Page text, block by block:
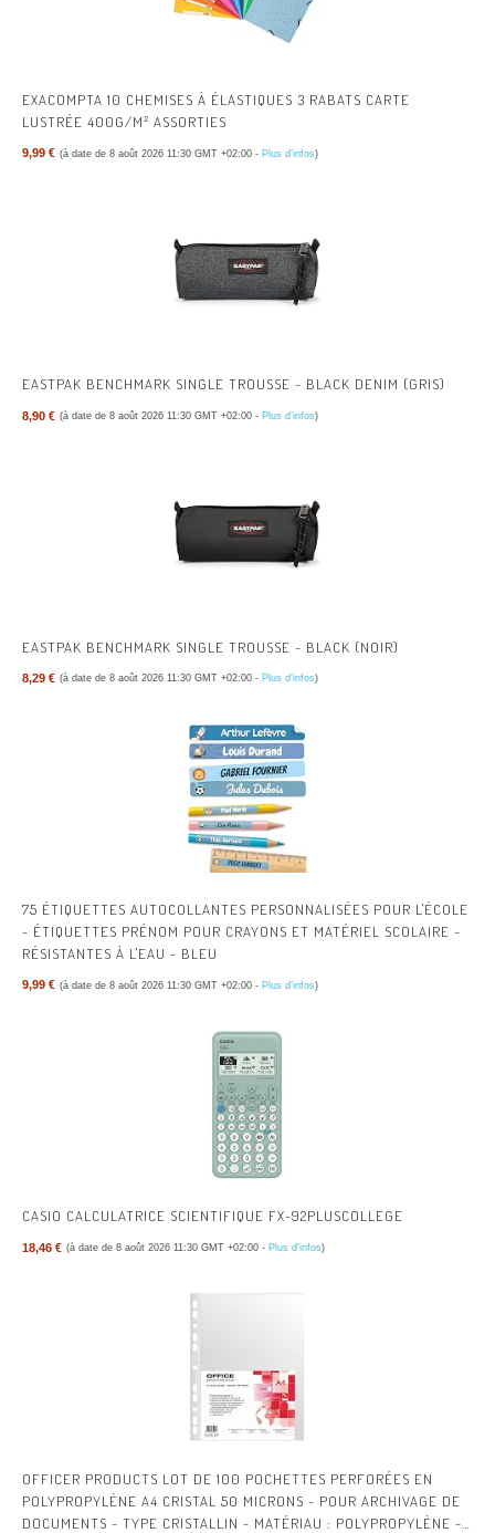
EXACOMPTA 10 CHEMISES À ÉLASTIQUES 3 RABATS CARTE
LUSTRÉE 400G/M² ASSORTIES
9,99 € (à date de 8 août 2026 11:30 GMT +02:00 - Plus d’infos)
EASTPAK BENCHMARK SINGLE TROUSSE - BLACK DENIM (GRIS)
8,90 € (à date de 8 août 2026 11:30 GMT +02:00 - Plus d’infos)
EASTPAK BENCHMARK SINGLE TROUSSE - BLACK (NOIR)
8,29 € (à date de 8 août 2026 11:30 GMT +02:00 - Plus d’infos)
75 ÉTIQUETTES AUTOCOLLANTES PERSONNALISÉES POUR L'ÉCOLE
- ÉTIQUETTES PRÉNOM POUR CRAYONS ET MATÉRIEL SCOLAIRE -
RÉSISTANTES À L'EAU - BLEU
9,99 € (à date de 8 août 2026 11:30 GMT +02:00 - Plus d’infos)
CASIO CALCULATRICE SCIENTIFIQUE FX-92PLUSCOLLEGE
18,46 € (à date de 8 août 2026 11:30 GMT +02:00 - Plus d’infos)
OFFICER PRODUCTS LOT DE 100 POCHETTES PERFORÉES EN
POLYPROPYLÈNE A4 CRISTAL 50 MICRONS - POUR ARCHIVAGE DE
DOCUMENTS - TYPE CRISTALLIN - MATÉRIAU : POLYPROPYLÈNE -